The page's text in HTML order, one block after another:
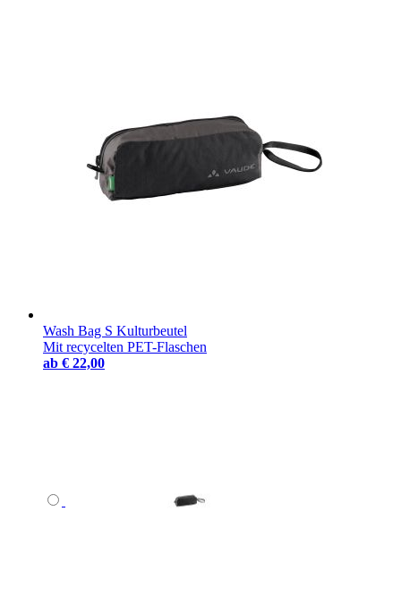
Wash Bag S Kulturbeutel
Mit recycelten PET-Flaschen
ab € 22,00